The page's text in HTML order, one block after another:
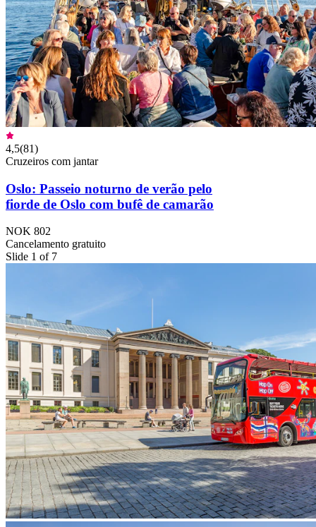
4,5(81)
Cruzeiros com jantar
Oslo: Passeio noturno de verão pelo
fiorde de Oslo com bufê de camarão
NOK 802
Cancelamento gratuito
Slide 1 of 7